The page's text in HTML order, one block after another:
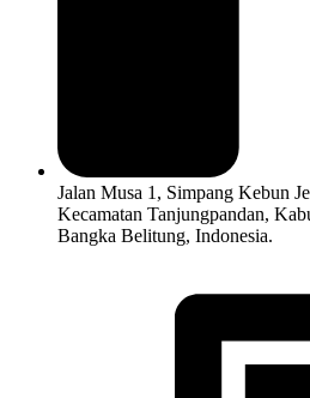
Jalan Musa 1, Simpang Kebun
Kecamatan Tanjungpandan,
Bangka Belitung, Indonesia.